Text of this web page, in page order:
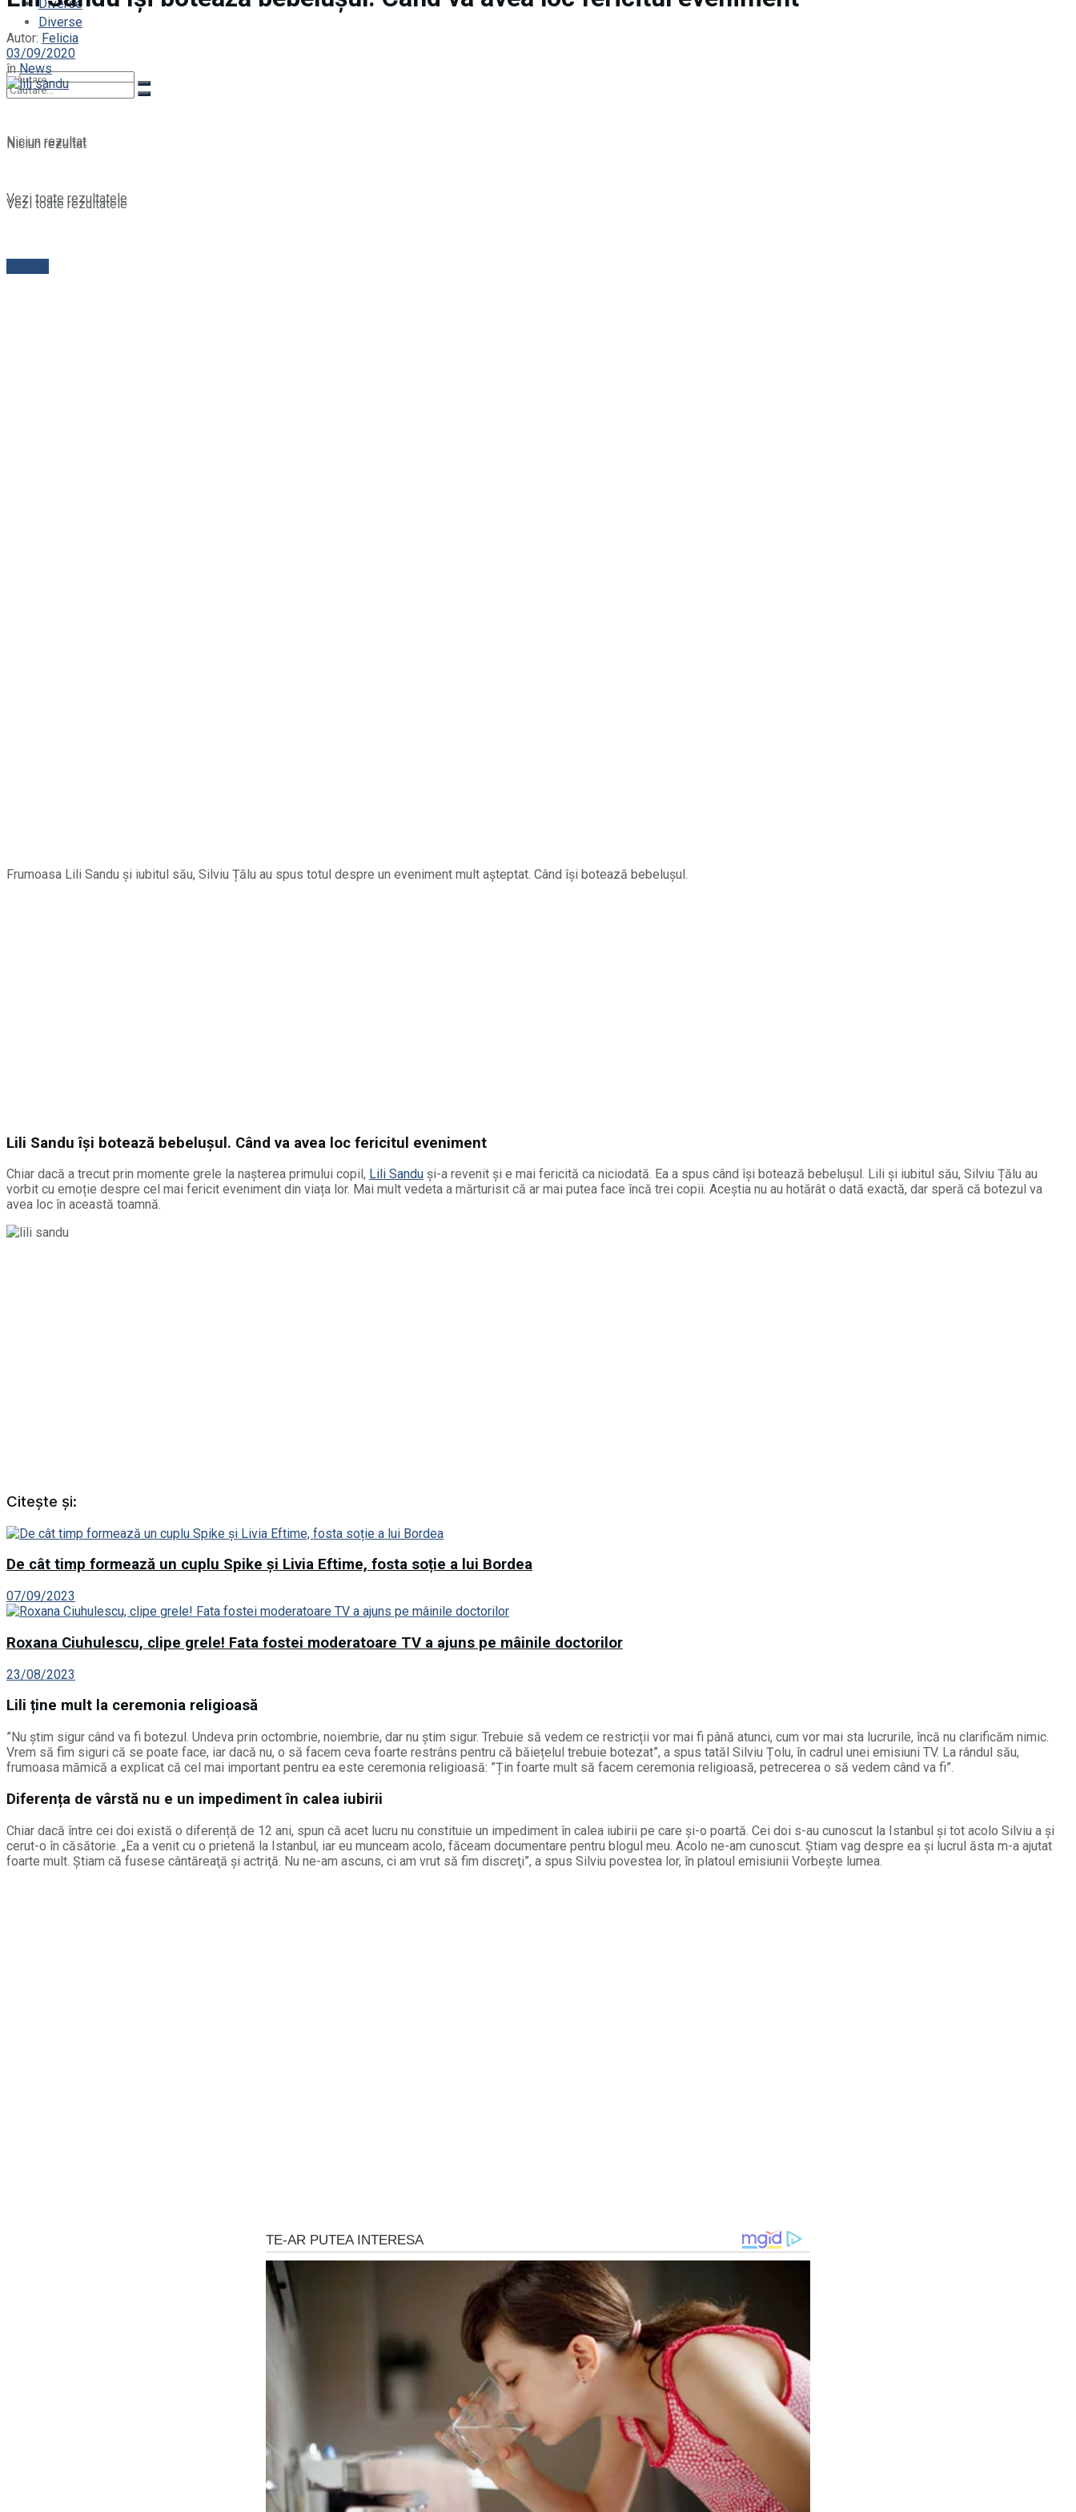
Diverse
Niciun rezultat
Vezi toate rezultatele
Diverse
Niciun rezultat
Vezi toate rezultatele
Autor: Felicia
03/09/2020
în News
Frumoasa Lili Sandu și iubitul său, Silviu Țălu au spus totul despre un eveniment mult așteptat. Când își botează bebelușul.
Lili Sandu își botează bebelușul. Când va avea loc fericitul eveniment
Chiar dacă a trecut prin momente grele la nașterea primului copil, Lili Sandu și-a revenit și e mai fericită ca niciodată. Ea a spus când își botează bebelușul. Lili și iubitul său, Silviu Țălu au
vorbit cu emoție despre cel mai fericit eveniment din viața lor. Mai mult vedeta a mărturisit că ar mai putea face încă trei copii. Aceștia nu au hotărât o dată exactă, dar speră că botezul va
avea loc în această toamnă.
Citește și:
De cât timp formează un cuplu Spike și Livia Eftime, fosta soție a lui Bordea
07/09/2023
Roxana Ciuhulescu, clipe grele! Fata fostei moderatoare TV a ajuns pe mâinile doctorilor
23/08/2023
Lili ține mult la ceremonia religioasă
”Nu știm sigur când va fi botezul. Undeva prin octombrie, noiembrie, dar nu știm sigur. Trebuie să vedem ce restricții vor mai fi până atunci, cum vor mai sta lucrurile, încă nu clarificăm nimic.
Vrem să fim siguri că se poate face, iar dacă nu, o să facem ceva foarte restrâns pentru că băiețelul trebuie botezat”, a spus tatăl Silviu Țolu, în cadrul unei emisiuni TV. La rândul său,
frumoasa mămică a explicat că cel mai important pentru ea este ceremonia religioasă: ”Țin foarte mult să facem ceremonia religioasă, petrecerea o să vedem când va fi”.
Diferența de vârstă nu e un impediment în calea iubirii
Chiar dacă între cei doi există o diferență de 12 ani, spun că acet lucru nu constituie un impediment în calea iubirii pe care și-o poartă. Cei doi s-au cunoscut la Istanbul și tot acolo Silviu a și
cerut-o în căsătorie. „Ea a venit cu o prietenă la Istanbul, iar eu munceam acolo, făceam documentare pentru blogul meu. Acolo ne-am cunoscut. Ştiam vag despre ea şi lucrul ăsta m-a ajutat
foarte mult. Ştiam că fusese cântăreaţă şi actriţă. Nu ne-am ascuns, ci am vrut să fim discreţi”, a spus Silviu povestea lor, în platoul emisiunii Vorbeşte lumea.